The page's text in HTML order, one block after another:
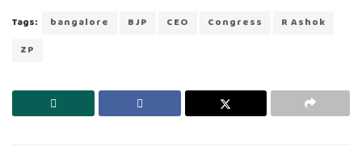
Tags: bangalore BJP CEO Congress
R Ashok
ZP